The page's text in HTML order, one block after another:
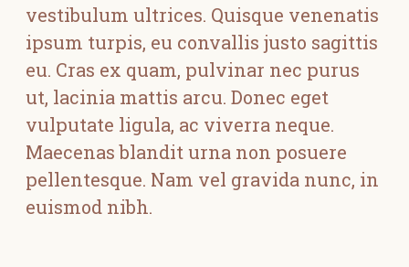
vestibulum ultrices. Quisque venenatis
ipsum turpis, eu convallis justo sagittis
eu. Cras ex quam, pulvinar nec purus
ut, lacinia mattis arcu. Donec eget
vulputate ligula, ac viverra neque.
Maecenas blandit urna non posuere
pellentesque. Nam vel gravida nunc, in
euismod nibh.